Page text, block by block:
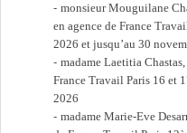
monsieur Mouguilane
en agence de France
2026 et jusqu’au 30
madame Laetitia
France Travail Paris 16 et
2026
madame Marie-Eve